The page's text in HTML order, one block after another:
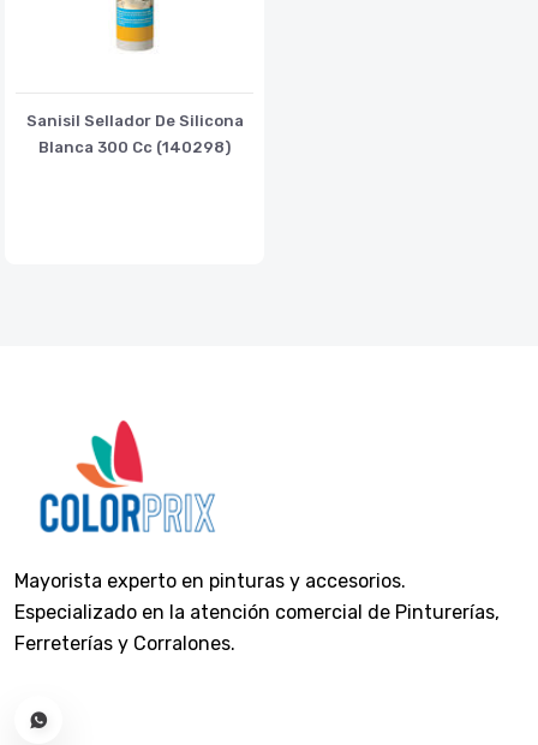
Sanisil Sellador De Silicona
Blanca 300 Cc (140298)
Mayorista experto en pinturas y accesorios.
Especializado en la atención comercial de Pinturerías,
Ferreterías y Corralones.